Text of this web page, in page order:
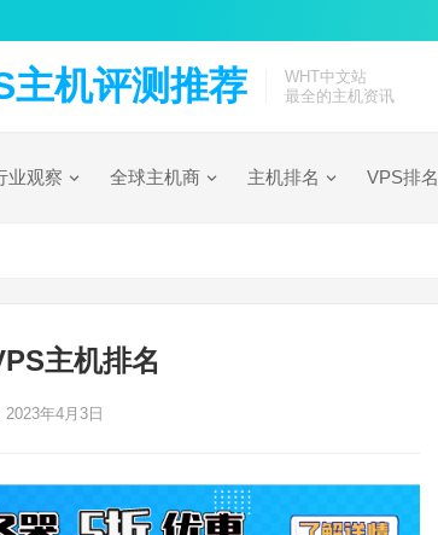
主机评测推荐
WHT中文站
最全的主机资讯
业观察 全球主机商 主机排名 VPS排名
主机排名
2023年4月3日